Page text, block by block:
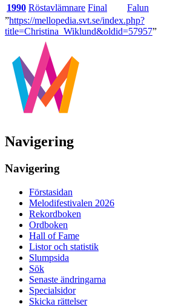
1990 Röstavlämnare Final Falun
”https://mellopedia.svt.se/index.php?
title=Christina_Wiklund&oldid=57957”
Navigering
Navigering
Förstasidan
Melodifestivalen 2026
Rekordboken
Ordboken
Hall of Fame
Listor och statistik
Slumpsida
Sök
Senaste ändringarna
Specialsidor
Skicka rättelser